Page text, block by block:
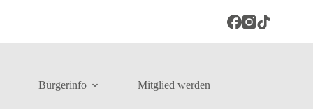
Bürgerinfo Mitglied werden